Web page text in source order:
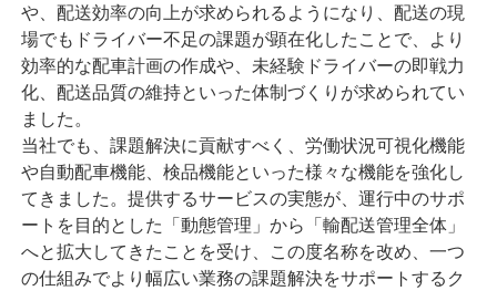
や、配送効率の向上が求められるようになり、配送の現
場でもドライバー不足の課題が顕在化したことで、より
効率的な配車計画の作成や、未経験ドライバーの即戦力
化、配送品質の維持といった体制づくりが求められてい
ました。
当社でも、課題解決に貢献すべく、労働状況可視化機能
や自動配車機能、検品機能といった様々な機能を強化し
てきました。提供するサービスの実態が、運行中のサポ
ートを目的とした「動態管理」から「輸配送管理全体」
へと拡大してきたことを受け、この度名称を改め、一つ
の仕組みでより幅広い業務の課題解決をサポートするク